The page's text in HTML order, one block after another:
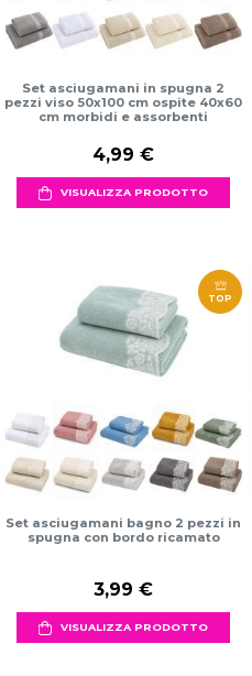
Set asciugamani in spugna 2
pezzi viso 50x100 cm ospite 40x60
cm morbidi e assorbenti
4,99 €
VISUALIZZA PRODOTTO
TOP
Set asciugamani bagno 2 pezzi in
spugna con bordo ricamato
3,99 €
VISUALIZZA PRODOTTO